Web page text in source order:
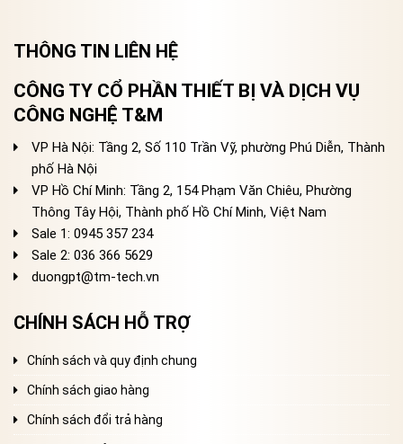
THÔNG TIN LIÊN HỆ
CÔNG TY CỔ PHẦN THIẾT BỊ VÀ DỊCH VỤ
CÔNG NGHỆ T&M
VP Hà Nội: Tầng 2, Số 110 Trần Vỹ, phường Phú Diễn, Thành
phố Hà Nội
VP Hồ Chí Minh: Tầng 2, 154 Phạm Văn Chiêu, Phường
Thông Tây Hội, Thành phố Hồ Chí Minh, Việt Nam
Sale 1: 0945 357 234
Sale 2: 036 366 5629
duongpt@tm-tech.vn
CHÍNH SÁCH HỖ TRỢ
Chính sách và quy định chung
Chính sách giao hàng
Chính sách đổi trả hàng